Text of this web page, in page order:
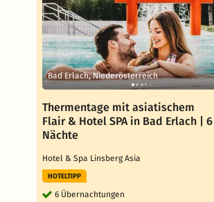
Bad Erlach, Niederösterreich
Thermentage mit asiatischem
Flair & Hotel SPA in Bad Erlach | 6
Nächte
Hotel & Spa Linsberg Asia
HOTELTIPP
6 Übernachtungen